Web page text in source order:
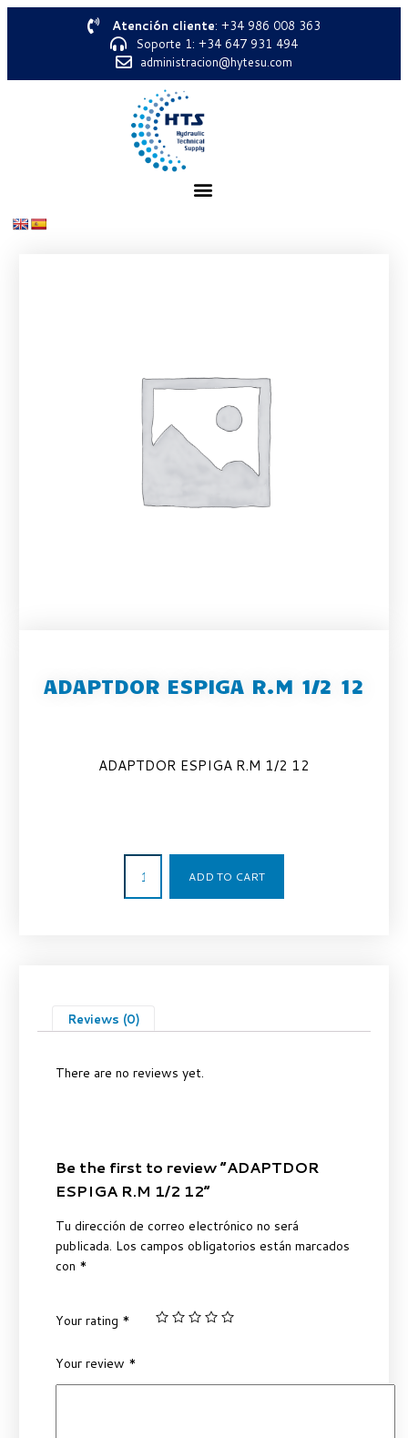
Atención cliente: +34 986 008 363
Soporte 1: +34 647 931 494
administracion@hytesu.com
ADAPTDOR ESPIGA R.M 1/2 12
ADAPTDOR ESPIGA R.M 1/2 12
ADD TO CART
Reviews (0)
There are no reviews yet.
Be the first to review “ADAPTDOR
ESPIGA R.M 1/2 12”
Tu dirección de correo electrónico no será
publicada. Los campos obligatorios están marcados
con *
Your rating *
Your review *